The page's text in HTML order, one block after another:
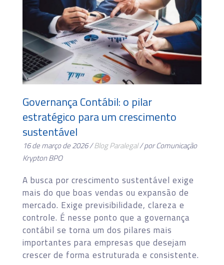
Governança Contábil: o pilar
estratégico para um crescimento
sustentável
16 de março de 2026 /BlogParalegal/ por Comunicação
Krypton BPO
A busca por crescimento sustentável exige
mais do que boas vendas ou expansão de
mercado. Exige previsibilidade, clareza e
controle. É nesse ponto que a governança
contábil se torna um dos pilares mais
importantes para empresas que desejam
crescer de forma estruturada e consistente.